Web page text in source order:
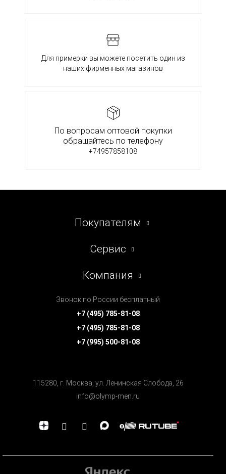
Для примерки вы можете посетить один из
наших фирменных магазинов
По вопросам оптовой покупки
обращайтесь по телефону
+74957858108
Покупателям
Сервис
Компания
Звонок по России бесплатный
+7 (495) 785-81-08
+7 (495) 785-81-08
+7 (995) 500-81-08
115280, г. Москва, ул. Ленинская Cлобода, 26
info@olymp-men.ru